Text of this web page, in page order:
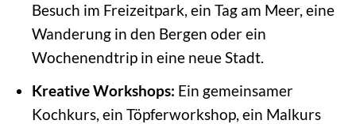
Besuch im Freizeitpark, ein Tag am Meer, eine
Wanderung in den Bergen oder ein
Wochenendtrip in eine neue Stadt.
Kreative Workshops: Ein gemeinsamer
Kochkurs, ein Töpferworkshop, ein Malkurs